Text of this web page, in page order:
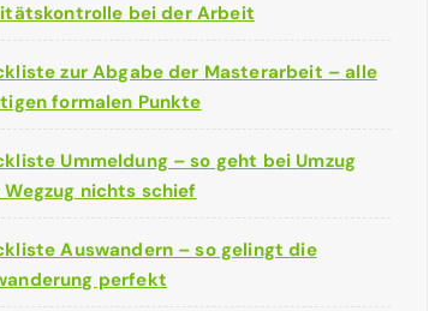
bei der Arbeit
zur Abgabe der Masterarbeit – alle
formalen Punkte
Ummeldung – so geht bei Umzug
Wegzug nichts schief
Auswandern – so gelingt die
perfekt